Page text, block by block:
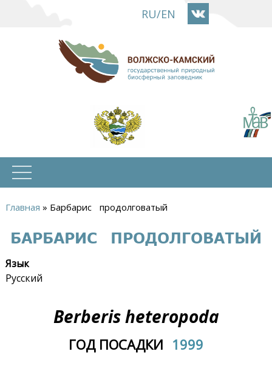
основному
содержанию
RU/EN
здесь
Главная » Барбарис продолговатый
БАРБАРИС ПРОДОЛГОВАТЫЙ
Язык
Русский
Berberis heteropoda
ГОД ПОСАДКИ 1999